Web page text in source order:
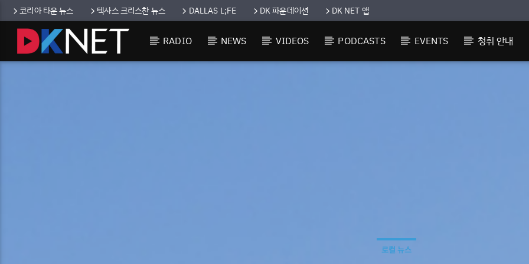
코리아 타운 뉴스 텍사스 크리스찬 뉴스 DALLAS L;FE DK 파운데이션 DK NET 앱
RADIO NEWS VIDEOS PODCASTS EVENTS 청취 안내
로컬 뉴스